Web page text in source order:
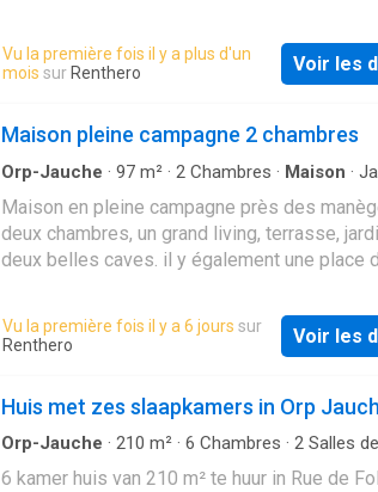
maison combine parfaitement fonctionnalité,
volumes confortables et cadre de vie
hall d’entrée mène vers le rez-de-chaussée
qu’une salle de douche avec WC. Un garage
m² ainsi qu’un espace chaufferie complètent
niveau. Au premier étage, vous découvrirez un
lumineux séjour ouvert de près de 27 m²
agréable espace de vie convivial. La cuisine
est ouverte sur le séjour. Cet étage bénéficie
qu’une buanderie séparée. L’espace nuit
deuxième étage propose deux chambres
bains avec baignoire ainsi qu’un WC séparé.
l’extérieur, vous profiterez d’une agréable
d’environ 42 m² ainsi que d’un
Vu la première fois il y a plus d'un
mois sur Renthero Voir les
Maison pleine campagne 2 chambres
Orp-Jauche · 97 m² · 2 Chambres · Maison ·
Maison en pleine campagne près des
deux chambres, un grand living, terrasse,
deux belles caves. il y également une place
Vu la première fois il y a 6 jours sur
Renthero
Voir les
Huis met zes slaapkamers in Orp
Orp-Jauche · 210 m² · 6 Chambres · 2 Salles
6 kamer huis van 210 m² te huur in Rue de